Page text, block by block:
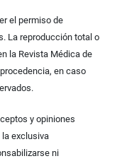
el permiso de
La reproducción total o
la Revista Médica de
en caso
y opiniones
la exclusiva
ni